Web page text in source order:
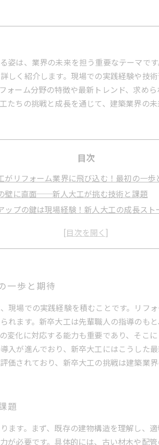
姿は、業界の未来を担う重要なテーマで
しく紹介します。現場での実践経験や技
ォーム分野の特徴や最新トレンド、求め
ちの挑戦と成長を通じて、建築業界の未
目次
がリフォーム業界に飛び込む！最初の一歩
壁に直面──新人大工が挑む技術と課題
ップの鍵は現場経験！新人大工の成長スト
の挑戦が示す建築業界の未来と可能性
一歩と期待
現場での実践経験を積むことです。リフ
れます。新卒大工は先輩職人の指導のも
変化に対応する能力も重要であり、そこ
入が進んでおり、新卒大工にはこうした
されており、新卒大工の挑戦は建築業
題
ます。まず、既存の建物構造を理解し、
が必要です。具体的には、古い材木や配